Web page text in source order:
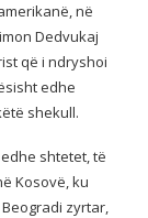
në
Dedvukaj
që i ndryshoi
edhe
shekull.
shtetet, të
Kosovë, ku
zyrtar,